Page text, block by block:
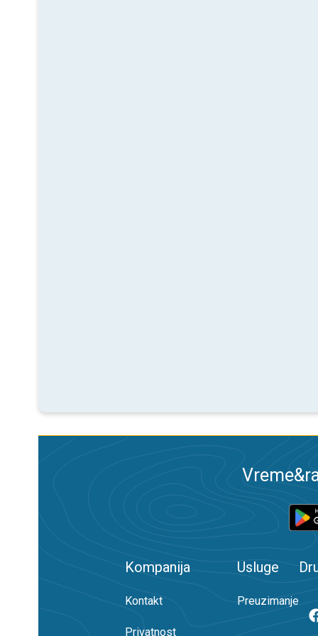
Kompanija
Kontakt
Privatnost
Usluge
Preuzimanje